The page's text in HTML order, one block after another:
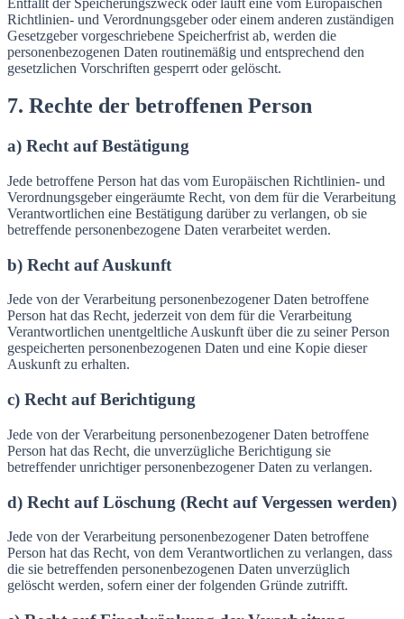
Richtlinien- und Verordnungsgeber oder einem anderen zuständigen
Gesetzgeber vorgeschriebene Speicherfrist ab, werden die
personenbezogenen Daten routinemäßig und entsprechend den
gesetzlichen Vorschriften gesperrt oder gelöscht.
7. Rechte der betroffenen Person
a) Recht auf Bestätigung
Jede betroffene Person hat das vom Europäischen Richtlinien- und
Verordnungsgeber eingeräumte Recht, von dem für die Verarbeitung
Verantwortlichen eine Bestätigung darüber zu verlangen, ob sie
betreffende personenbezogene Daten verarbeitet werden.
b) Recht auf Auskunft
Jede von der Verarbeitung personenbezogener Daten betroffene
Person hat das Recht, jederzeit von dem für die Verarbeitung
Verantwortlichen unentgeltliche Auskunft über die zu seiner Person
gespeicherten personenbezogenen Daten und eine Kopie dieser
Auskunft zu erhalten.
c) Recht auf Berichtigung
Jede von der Verarbeitung personenbezogener Daten betroffene
Person hat das Recht, die unverzügliche Berichtigung sie
betreffender unrichtiger personenbezogener Daten zu verlangen.
d) Recht auf Löschung (Recht auf Vergessen werden)
Jede von der Verarbeitung personenbezogener Daten betroffene
Person hat das Recht, von dem Verantwortlichen zu verlangen, dass
die sie betreffenden personenbezogenen Daten unverzüglich
gelöscht werden, sofern einer der folgenden Gründe zutrifft.